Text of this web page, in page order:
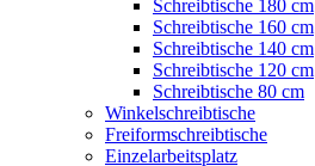
Schreibtische 180 cm
Schreibtische 160 cm
Schreibtische 140 cm
Schreibtische 120 cm
Schreibtische 80 cm
Winkelschreibtische
Freiformschreibtische
Einzelarbeitsplatz